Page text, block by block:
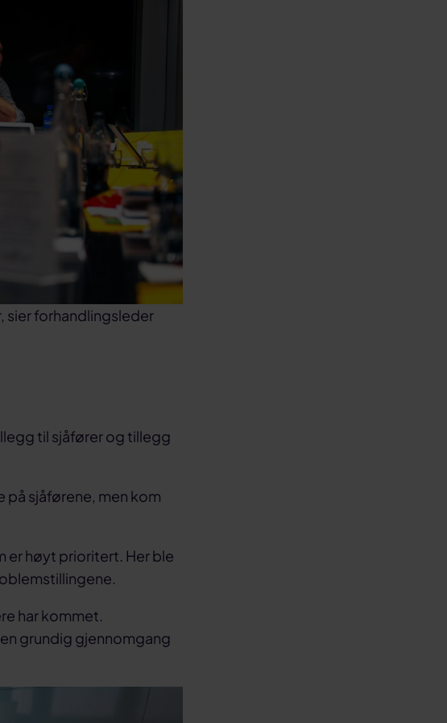
sier forhandlingsleder
til sjåfører og tillegg
på sjåførene, men kom
er høyt prioritert. Her ble
har kommet.
grundig gjennomgang